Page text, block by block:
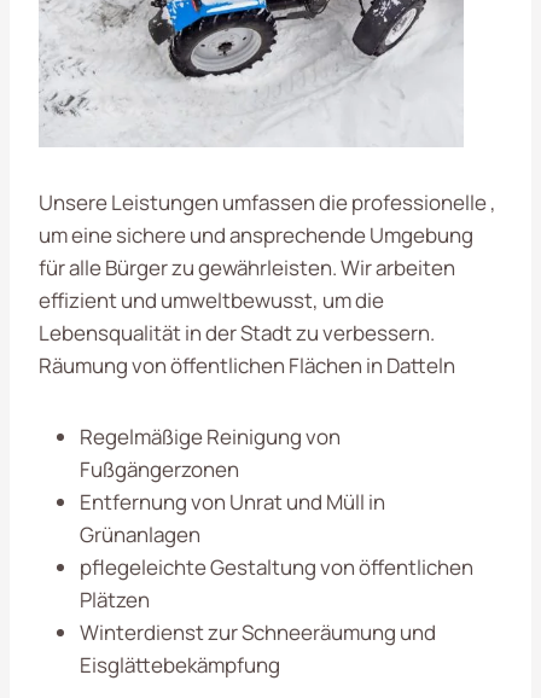
Unsere Leistungen umfassen die professionelle ,
um eine sichere und ansprechende Umgebung
für alle Bürger zu gewährleisten. Wir arbeiten
effizient und umweltbewusst, um die
Lebensqualität in der Stadt zu verbessern.
Räumung von öffentlichen Flächen in Datteln
Regelmäßige Reinigung von
Fußgängerzonen
Entfernung von Unrat und Müll in
Grünanlagen
pflegeleichte Gestaltung von öffentlichen
Plätzen
Winterdienst zur Schneeräumung und
Eisglättebekämpfung